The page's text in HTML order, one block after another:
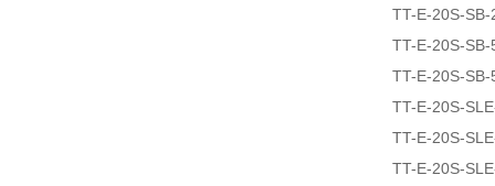
TT-E-20S-SB-
TT-E-20S-SB-
TT-E-20S-SB-
TT-E-20S-
TT-E-20S-
TT-E-20S-